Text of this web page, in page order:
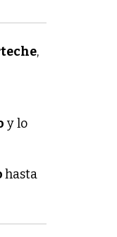
,
y lo
hasta